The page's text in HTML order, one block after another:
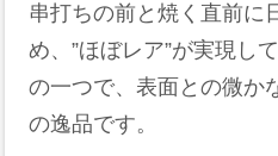
串打ちの前と焼く直前に
め、”ほぼレア”が実現し
の一つで、表面との微か
の逸品です。